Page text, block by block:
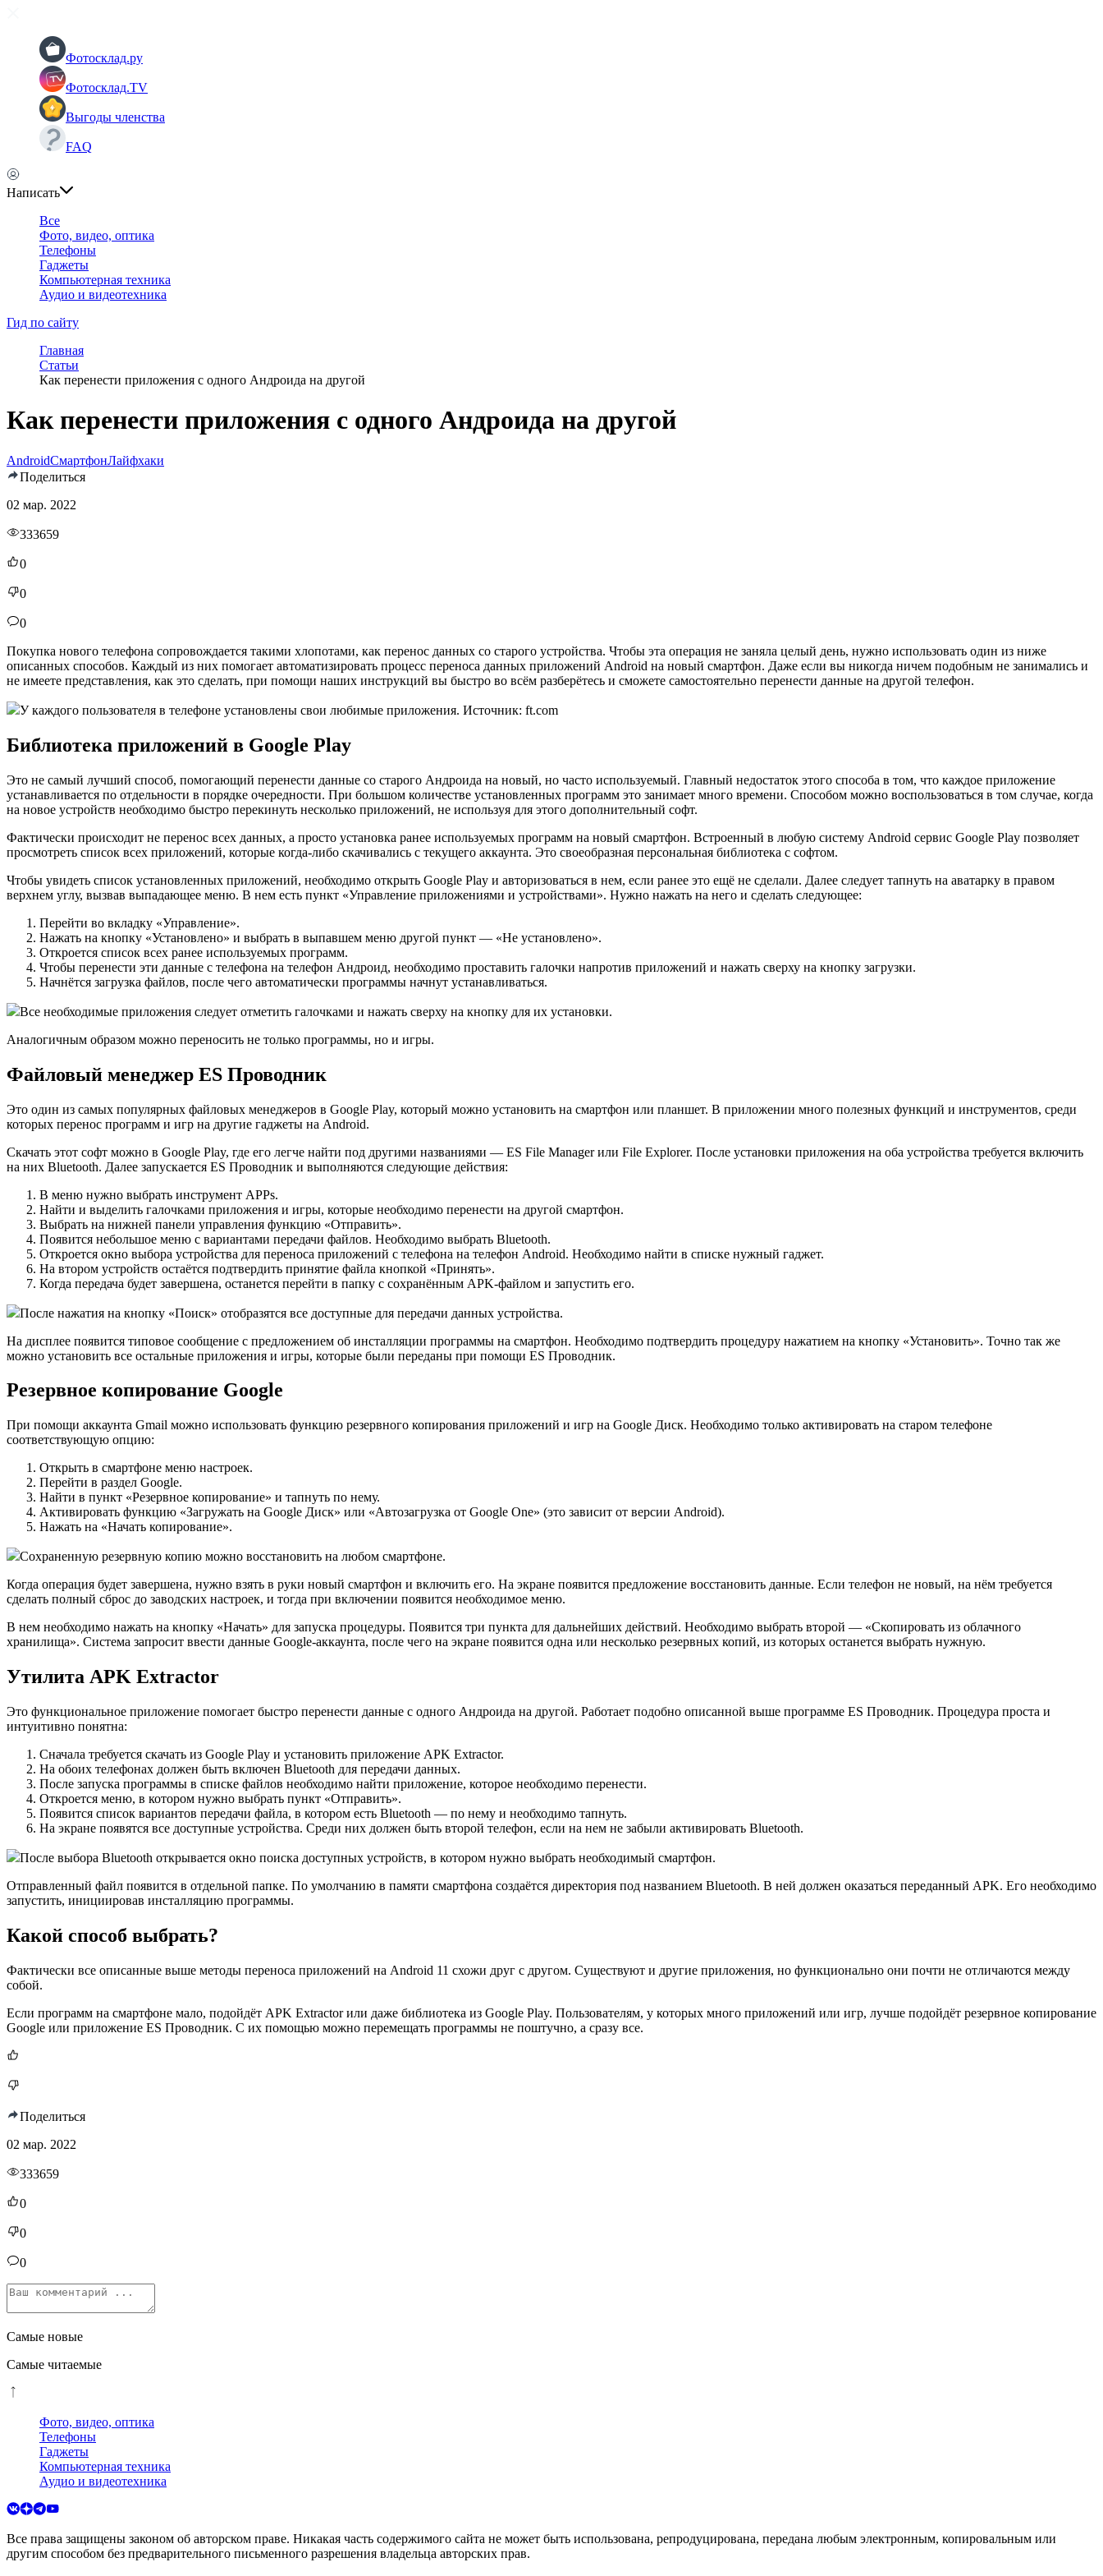
Фотосклад.ру
Фотосклад.TV
Выгоды членства
FAQ
Написать
Все
Фото, видео, оптика
Телефоны
Гаджеты
Компьютерная техника
Аудио и видеотехника
Гид по сайту
Главная
Статьи
Как перенести приложения с одного Андроида на другой
Как перенести приложения с одного Андроида на другой
AndroidСмартфонЛайфхаки
Поделиться
02 мар. 2022
333659
0
0
0
Покупка нового телефона сопровождается такими хлопотами, как перенос данных со старого устройства. Чтобы эта операция не заняла целый день, нужно использовать один из ниже
описанных способов. Каждый из них помогает автоматизировать процесс переноса данных приложений Android на новый смартфон. Даже если вы никогда ничем подобным не занимались и
не имеете представления, как это сделать, при помощи наших инструкций вы быстро во всём разберётесь и сможете самостоятельно перенести данные на другой телефон.
У каждого пользователя в телефоне установлены свои любимые приложения. Источник: ft.com
Библиотека приложений в Google Play
Это не самый лучший способ, помогающий перенести данные со старого Андроида на новый, но часто используемый. Главный недостаток этого способа в том, что каждое приложение
устанавливается по отдельности в порядке очередности. При большом количестве установленных программ это занимает много времени. Способом можно воспользоваться в том случае, когда
на новое устройств необходимо быстро перекинуть несколько приложений, не используя для этого дополнительный софт.
Фактически происходит не перенос всех данных, а просто установка ранее используемых программ на новый смартфон. Встроенный в любую систему Android сервис Google Play позволяет
просмотреть список всех приложений, которые когда-либо скачивались с текущего аккаунта. Это своеобразная персональная библиотека с софтом.
Чтобы увидеть список установленных приложений, необходимо открыть Google Play и авторизоваться в нем, если ранее это ещё не сделали. Далее следует тапнуть на аватарку в правом
верхнем углу, вызвав выпадающее меню. В нем есть пункт «Управление приложениями и устройствами». Нужно нажать на него и сделать следующее:
Перейти во вкладку «Управление».
Нажать на кнопку «Установлено» и выбрать в выпавшем меню другой пункт — «Не установлено».
Откроется список всех ранее используемых программ.
Чтобы перенести эти данные с телефона на телефон Андроид, необходимо проставить галочки напротив приложений и нажать сверху на кнопку загрузки.
Начнётся загрузка файлов, после чего автоматически программы начнут устанавливаться.
Все необходимые приложения следует отметить галочками и нажать сверху на кнопку для их установки.
Аналогичным образом можно переносить не только программы, но и игры.
Файловый менеджер ES Проводник
Это один из самых популярных файловых менеджеров в Google Play, который можно установить на смартфон или планшет. В приложении много полезных функций и инструментов, среди
которых перенос программ и игр на другие гаджеты на Android.
Скачать этот софт можно в Google Play, где его легче найти под другими названиями — ES File Manager или File Explorer. После установки приложения на оба устройства требуется включить
на них Bluetooth. Далее запускается ES Проводник и выполняются следующие действия:
В меню нужно выбрать инструмент APPs.
Найти и выделить галочками приложения и игры, которые необходимо перенести на другой смартфон.
Выбрать на нижней панели управления функцию «Отправить».
Появится небольшое меню с вариантами передачи файлов. Необходимо выбрать Bluetooth.
Откроется окно выбора устройства для переноса приложений с телефона на телефон Android. Необходимо найти в списке нужный гаджет.
На втором устройств остаётся подтвердить принятие файла кнопкой «Принять».
Когда передача будет завершена, останется перейти в папку с сохранённым APK-файлом и запустить его.
После нажатия на кнопку «Поиск» отобразятся все доступные для передачи данных устройства.
На дисплее появится типовое сообщение с предложением об инсталляции программы на смартфон. Необходимо подтвердить процедуру нажатием на кнопку «Установить». Точно так же
можно установить все остальные приложения и игры, которые были переданы при помощи ES Проводник.
Резервное копирование Google
При помощи аккаунта Gmail можно использовать функцию резервного копирования приложений и игр на Google Диск. Необходимо только активировать на старом телефоне
соответствующую опцию:
Открыть в смартфоне меню настроек.
Перейти в раздел Google.
Найти в пункт «Резервное копирование» и тапнуть по нему.
Активировать функцию «Загружать на Google Диск» или «Автозагрузка от Google One» (это зависит от версии Android).
Нажать на «Начать копирование».
Сохраненную резервную копию можно восстановить на любом смартфоне.
Когда операция будет завершена, нужно взять в руки новый смартфон и включить его. На экране появится предложение восстановить данные. Если телефон не новый, на нём требуется
сделать полный сброс до заводских настроек, и тогда при включении появится необходимое меню.
В нем необходимо нажать на кнопку «Начать» для запуска процедуры. Появится три пункта для дальнейших действий. Необходимо выбрать второй — «Скопировать из облачного
хранилища». Система запросит ввести данные Google-аккаунта, после чего на экране появится одна или несколько резервных копий, из которых останется выбрать нужную.
Утилита APK Extractor
Это функциональное приложение помогает быстро перенести данные с одного Андроида на другой. Работает подобно описанной выше программе ES Проводник. Процедура проста и
интуитивно понятна:
Сначала требуется скачать из Google Play и установить приложение APK Extractor.
На обоих телефонах должен быть включен Bluetooth для передачи данных.
После запуска программы в списке файлов необходимо найти приложение, которое необходимо перенести.
Откроется меню, в котором нужно выбрать пункт «Отправить».
Появится список вариантов передачи файла, в котором есть Bluetooth — по нему и необходимо тапнуть.
На экране появятся все доступные устройства. Среди них должен быть второй телефон, если на нем не забыли активировать Bluetooth.
После выбора Bluetooth открывается окно поиска доступных устройств, в котором нужно выбрать необходимый смартфон.
Отправленный файл появится в отдельной папке. По умолчанию в памяти смартфона создаётся директория под названием Bluetooth. В ней должен оказаться переданный APK. Его необходимо
запустить, инициировав инсталляцию программы.
Какой способ выбрать?
Фактически все описанные выше методы переноса приложений на Android 11 схожи друг с другом. Существуют и другие приложения, но функционально они почти не отличаются между
собой.
Если программ на смартфоне мало, подойдёт APK Extractor или даже библиотека из Google Play. Пользователям, у которых много приложений или игр, лучше подойдёт резервное копирование
Google или приложение ES Проводник. С их помощью можно перемещать программы не поштучно, а сразу все.
Поделиться
02 мар. 2022
333659
0
0
0
Самые новые
Самые читаемые
Фото, видео, оптика
Телефоны
Гаджеты
Компьютерная техника
Аудио и видеотехника
Все права защищены законом об авторском праве. Никакая часть содержимого сайта не может быть использована, репродуцирована, передана любым электронным, копировальным или
другим способом без предварительного письменного разрешения владельца авторских прав.